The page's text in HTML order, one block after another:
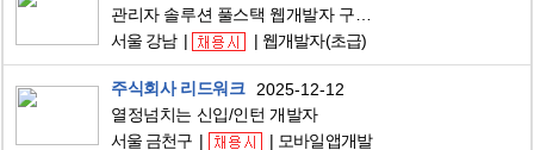
서울 강남
웹개발자(초급)
주식회사 리드워크
2025-12-12
열정넘치는 신입/인턴 개발자
서울 금천구
모바일앱개발